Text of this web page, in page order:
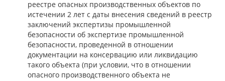
реестре опасных производственных объектов по
истечении 2 лет с даты внесения сведений в реестр
заключений экспертизы промышленной
безопасности об экспертизе промышленной
безопасности, проведенной в отношении
документации на консервацию или ликвидацию
такого объекта (при условии, что в отношении
опасного производственного объекта не